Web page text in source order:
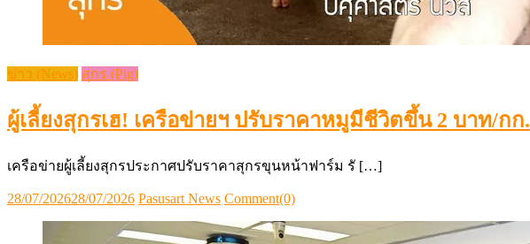
ข่าว (News) สุกร (Pig)
ผู้เลี้ยงสุกรเฮ! เครือข่ายฯ ปรับราคาหมูมีชีวิตขึ้น 2 บาท/กก.
เครือข่ายผู้เลี้ยงสุกรประกาศปรับราคาสุกรขุนหน้าฟาร์ม รั […]
Posted
28/07/202628/07/2026 Author
Pasusart News Comment(0)